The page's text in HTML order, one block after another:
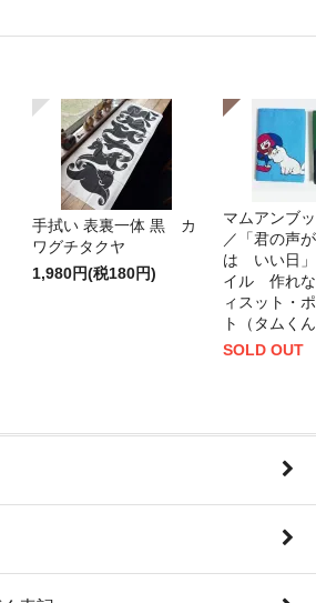
手拭い 表裏一体 黒 カ
ワグチタクヤ
1,980円(税180円)
マムアンブ
／「君の声
は いい日」
イル 作れ
ィスット・
ト（タムく
SOLD OUT